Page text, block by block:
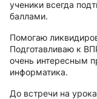
ученики всегда
баллами.
Помогаю
Подготавливаю к
очень интересным
информатика.
До встречи на